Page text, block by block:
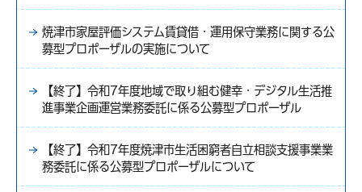
焼津市家屋評価システム賃貸借・運用保守業務に関する公
募型プロポーザルの実施について
【終了】令和7年度地域で取り組む健幸・デジタル生活推
進事業企画運営業務委託に係る公募型プロポーザル
【終了】令和7年度焼津市生活困窮者自立相談支援事業業
務委託に係る公募型プロポーザルについて